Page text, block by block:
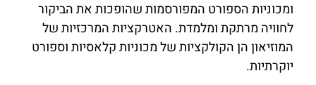
ומכוניות הספורט המפורסמות שהופכות את הביקור
לחוויה מרתקת ומלמדת. האטרקציות המרכזיות של
המוזיאון הן הקולקציות של מכוניות קלאסיות וספורט
יוקרתיות.